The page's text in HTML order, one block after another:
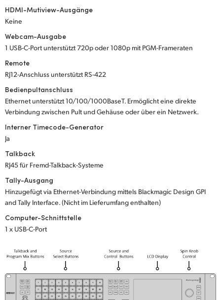
HDMI-Mutiview-Ausgänge
Keine
Webcam-Ausgabe
1 USB-C-Port unterstützt 720p oder 1080p mit PGM-Frameraten
Remote
RJ12-Anschluss unterstützt RS-422
Bedienpultanschluss
Ethernet unterstützt 10/100/1000BaseT. Ermöglicht eine direkte
Verbindung zwischen Pult und Gehäuse oder über ein Netzwerk.
Interner Timecode-Generator
Ja
Talkback
RJ45 für Fremd-Talkback-Systeme
Tally-Ausgang
Hinzugefügt via Ethernet-Verbindung mittels Blackmagic Design GPI
and Tally Interface. (Nicht im Lieferumfang enthalten)
Computer-Schnittstelle
1 x USB-C-Port